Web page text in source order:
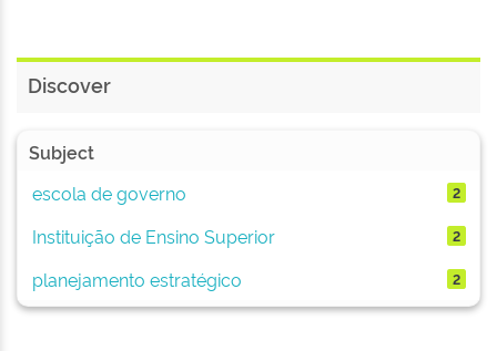
Discover
Subject
escola de governo
2
Instituição de Ensino Superior 2
planejamento estratégico 2